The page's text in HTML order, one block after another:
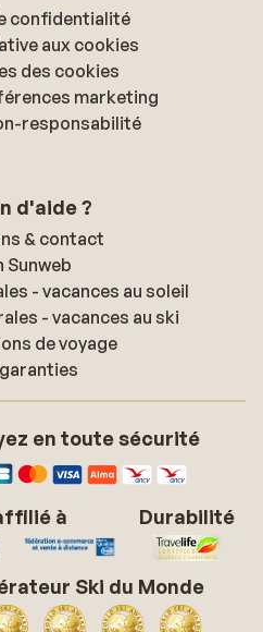
confidentialité
aux cookies
des cookies
marketing
responsabilité
d'aide ?
& contact
Sunweb
- vacances au soleil
- vacances au ski
de voyage
en toute sécurité
à Durabilité
Ski du Monde